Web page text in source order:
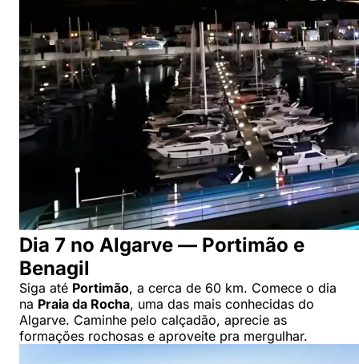
Dia 7 no Algarve — Portimão e
Benagil
Siga até Portimão, a cerca de 60 km. Comece o dia
na Praia da Rocha, uma das mais conhecidas do
Algarve. Caminhe pelo calçadão, aprecie as
formações rochosas e aproveite pra mergulhar.